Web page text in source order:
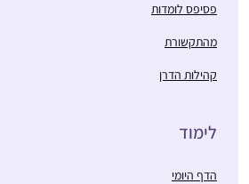
פסיפס לומדות
מהתקשורת
קהילות הדרן
לימוד
הדף היומי